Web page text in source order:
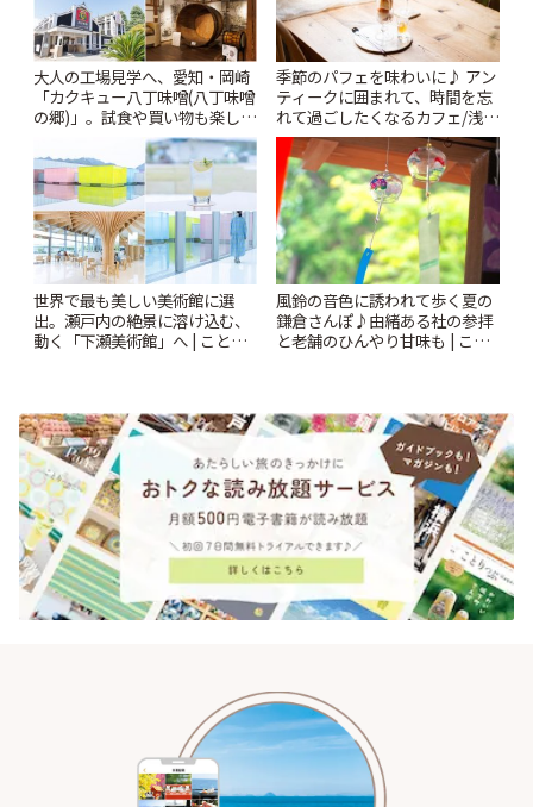
大人の工場見学へ、愛知・岡崎
「カクキュー八丁味噌(八丁味噌
の郷)」。試食や買い物も楽しみ
季節のパフェを味わいに♪ アン
ティークに囲まれて、時間を忘
れて過ごしたくなるカフェ/浅草
「annorum cafe」 | ことりっぷ
世界で最も美しい美術館に選
出。瀬戸内の絶景に溶け込む、
動く「下瀬美術館」へ | ことり
風鈴の音色に誘われて歩く夏の
鎌倉さんぽ♪由緒ある社の参拝
と老舗のひんやり甘味も | こと